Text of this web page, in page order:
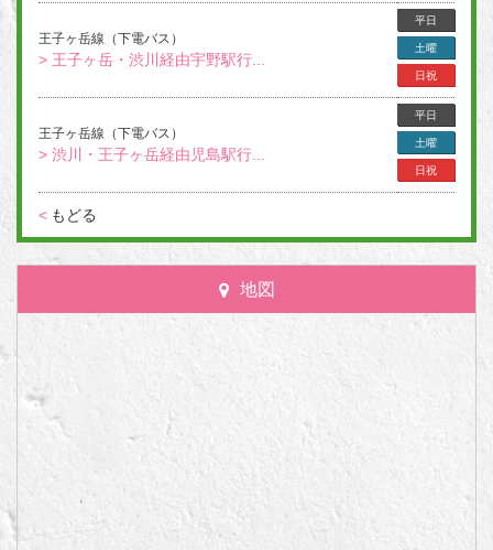
王子ヶ岳線（下電バス）
> 王子ヶ岳・渋川経由宇野駅行...
平日
土曜
日祝
王子ヶ岳線（下電バス）
> 渋川・王子ヶ岳経由児島駅行...
平日
土曜
日祝
< もどる
地図